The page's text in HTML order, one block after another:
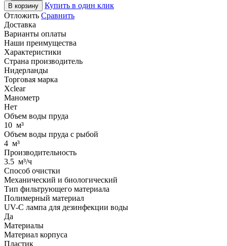
В корзину
Купить в один клик
Отложить Сравнить
Доставка
Варианты оплаты
Наши преимущества
Характеристики
Страна производитель
Нидерланды
Торговая марка
Xclear
Манометр
Нет
Объем воды пруда
10 м³
Объем воды пруда с рыбой
4 м³
Производительность
3.5 м³/ч
Способ очистки
Механический и биологический
Тип фильтрующего материала
Полимерный материал
UV-C лампа для дезинфекции воды
Да
Материалы
Материал корпуса
Пластик